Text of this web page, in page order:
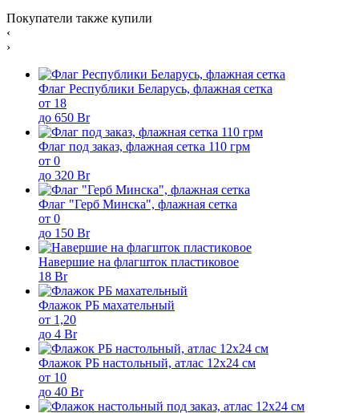
Покупатели также купили
‹
›
Флаг Республики Беларусь, флажная сетка
от 18
до 650 Br
Флаг под заказ, флажная сетка 110 грм
от 0
до 320 Br
Флаг "Герб Минска", флажная сетка
от 0
до 150 Br
Навершие на флагшток пластиковое
18 Br
Флажок РБ махательный
от 1,20
до 4 Br
Флажок РБ настольный, атлас 12х24 см
от 10
до 40 Br